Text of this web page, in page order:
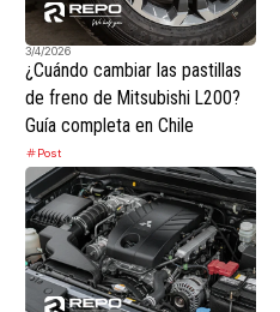
3/4/2026
¿Cuándo cambiar las pastillas
de freno de Mitsubishi L200?
Guía completa en Chile
Post